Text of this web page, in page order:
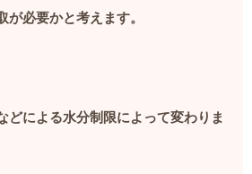
が必要かと考えます。
どによる水分制限によって変わりま